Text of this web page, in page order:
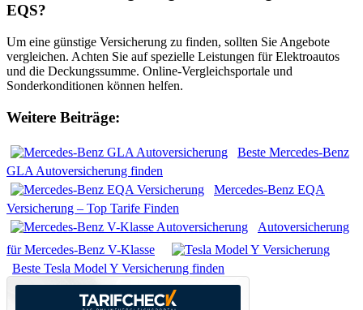
EQS?
Um eine günstige Versicherung zu finden, sollten Sie Angebote
vergleichen. Achten Sie auf spezielle Leistungen für Elektroautos
und die Deckungssumme. Online-Vergleichsportale und
Sonderkonditionen können helfen.
Weitere Beiträge:
Beste Mercedes-Benz
GLA Autoversicherung finden
Mercedes-Benz EQA
Versicherung – Top Tarife Finden
Autoversicherung
für Mercedes-Benz V-Klasse
Beste Tesla Model Y Versicherung finden